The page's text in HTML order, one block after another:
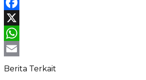
Facebook
X
WhatsApp
Email
Berita Terkait